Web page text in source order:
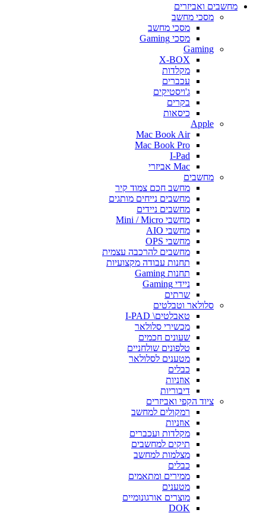
מחשבים ואביזרים
מסכי מחשב
מסכי מחשב
מסכי Gaming
Gaming
X-BOX
מקלדות
עכברים
ג'ויסטיקים
בקרים
כיסאות
Apple
Mac Book Air
Mac Book Pro
I-Pad
Mac אביזרי
מחשבים
מחשב חכם צמוד קיר
מחשבים נייחים מותגים
מחשבים ניידים
מחשבי Mini / Micro
מחשבי AIO
מחשבי OPS
מחשבים להרכבה עצמית
תחנות עבודה מקצועיות
תחנות Gaming
ניידי Gaming
שרתים
סלולאר וטבלטים
טאבלטים\ I-PAD
מכשירי סלולאר
שעונים חכמים
טלפונים שולחניים
מטענים לסלולאר
כבלים
אוזניות
דיבוריות
ציוד הקפי ואביזרים
רמקולים למחשב
אוזניות
מקלדות ועכברים
תיקים למחשבים
מצלמות למחשב
כבלים
ממירים ומתאמים
מטענים
מוצרים אורגונומיים
DOK